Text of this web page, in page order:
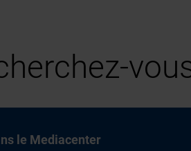
le Mediacenter